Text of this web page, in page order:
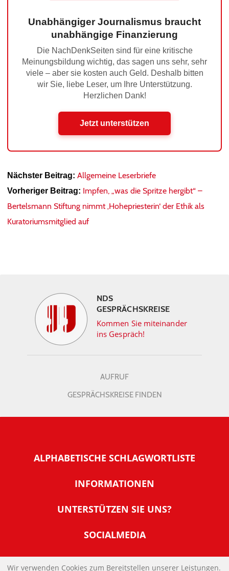
Unabhängiger Journalismus braucht
unabhängige Finanzierung
Die NachDenkSeiten sind für eine kritische
Meinungsbildung wichtig, das sagen uns sehr, sehr
viele – aber sie kosten auch Geld. Deshalb bitten
wir Sie, liebe Leser, um Ihre Unterstützung.
Herzlichen Dank!
Jetzt unterstützen
Nächster Beitrag: Allgemeine Leserbriefe
Vorheriger Beitrag: Impfen, „was die Spritze hergibt“ –
Bertelsmann Stiftung nimmt ‚Hohepriesterin‘ der Ethik als
Kuratoriumsmitglied auf
NDS
GESPRÄCHSKREISE
Kommen Sie miteinander
ins Gespräch!
AUFRUF
GESPRÄCHSKREISE FINDEN
ALPHABETISCHE SCHLAGWORTLISTE
INFORMATIONEN
Warum NachDenkSeiten
Tipps zur Nutzung der NachDenkSeiten
Banner und E-Mail-Signaturen
UNTERSTÜTZEN SIE UNS?
Werden Sie Fördermitglied
SOCIALMEDIA
IMPRESSUM
Wir verwenden Cookies zum Bereitstellen unserer Leistungen.